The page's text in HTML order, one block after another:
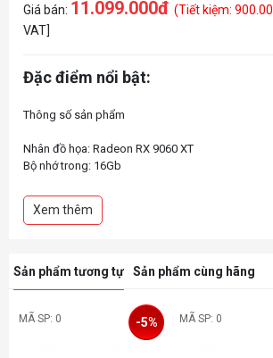
Giá bán: 11.099.000đ (Tiết kiệm:
VAT]
Đặc điểm nổi bật:
Thông số sản phẩm
Nhân đồ họa: Radeon RX 9060 XT
Bộ nhớ trong: 16Gb
Giao diện bộ nhớ: 128 bit
Xem thêm
Sản phẩm tương tự Sản phẩm cùng hãng
MÃ SP: 0 -5% MÃ SP: 0